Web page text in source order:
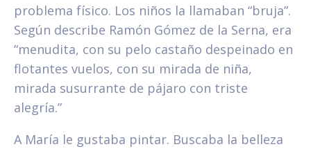
problema físico. Los niños la llamaban “bruja”.
Según describe Ramón Gómez de la Serna, era
“menudita, con su pelo castaño despeinado en
flotantes vuelos, con su mirada de niña,
mirada susurrante de pájaro con triste
alegría.”
A María le gustaba pintar. Buscaba la belleza